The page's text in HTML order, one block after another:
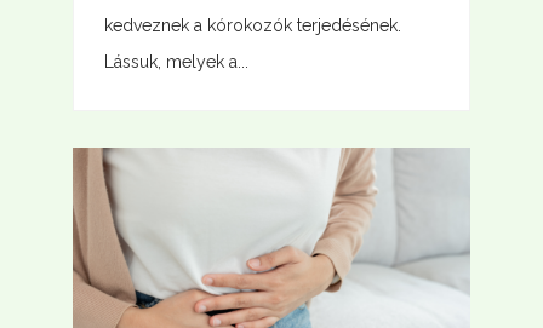
kedveznek a kórokozók terjedésének.
Lássuk, melyek a...